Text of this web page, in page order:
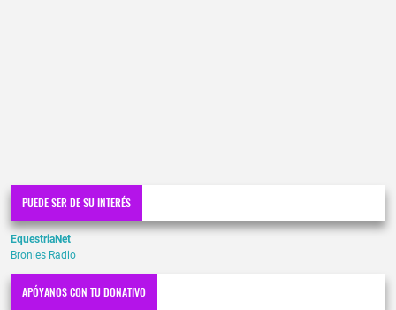
PUEDE SER DE SU INTERÉS
EquestriaNet
Bronies Radio
APÓYANOS CON TU DONATIVO